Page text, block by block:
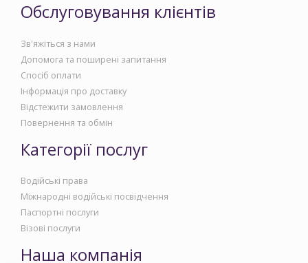
Обслуговування клієнтів
Зв'яжіться з нами
Допомога та поширені запитання
Спосіб оплати
Інформація про доставку
Відстежити замовлення
Повернення та обмін
Категорії послуг
Водійські права
Міжнародні водійські посвідчення
Паспортні послуги
Візові послуги
Наша компанія